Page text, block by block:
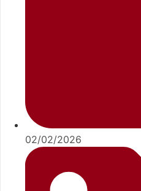
02/02/2026